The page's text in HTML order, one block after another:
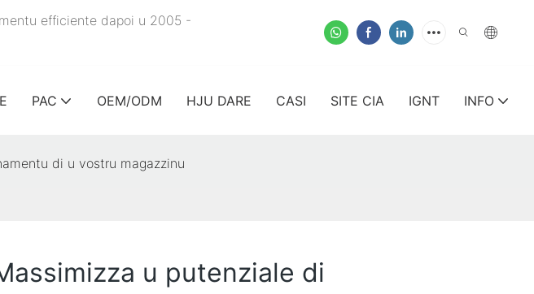
efficiente dapoi u 2005 -
PAC OEM/ODM HJU DARE CASI SITE CIA IGNT INFO
di u vostru magazzinu
u putenziale di